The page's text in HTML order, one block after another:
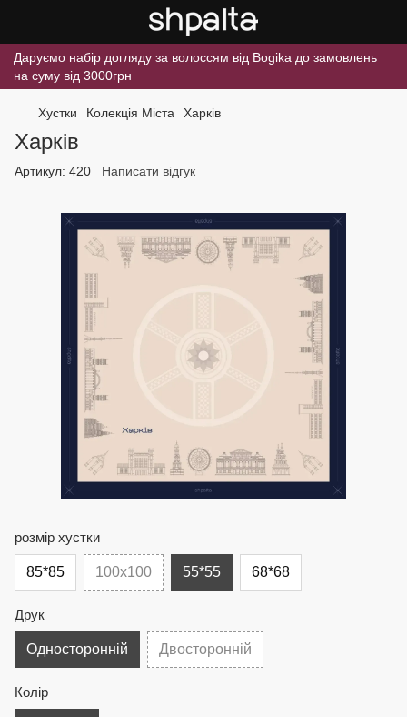
Даруємо набір догляду за волоссям від Bogika до замовлень
на суму від 3000грн
Хустки Колекція Міста Харків
Харків
Артикул: 420 Написати відгук
розмір хустки
85*85 100х100 55*55 68*68
Друк
Односторонній Двосторонній
Колір